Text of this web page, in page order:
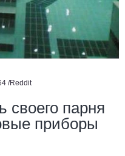
/Reddit
своего парня
приборы